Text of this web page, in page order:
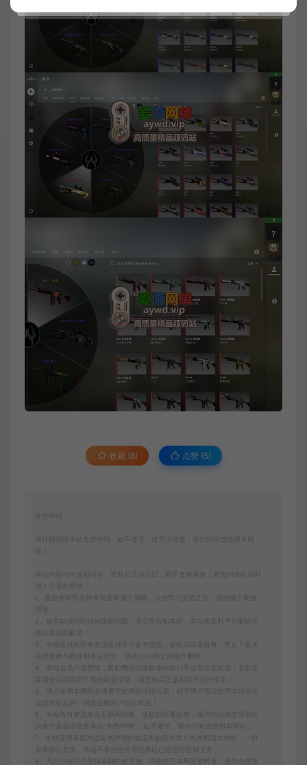
收藏 (8) 点赞 (5)
免责申明
请仔细阅读本站免责申明，如不遵守，或无法接受，请勿访问或使用本网
本站内容均为虚拟内容，赞助后无法召回，顾不支持退换！避免纠纷耽误时
间！介意勿赞助！
1、爱游网单所有网单资源来源于网络，仅供学习交流之用。切勿用于商业
2、如本帖侵犯到任何版权问题，请立即告知本站，本站将及时予与删除并
致以最深的歉意！
3、本站提供的所有资源仅供学习参考使用，版权归原著所有，禁止下载本
站资源参与商业和非法行为，请在24小时之内自行删除！
4、本站会员只是赞助，赞助费用仅维持本站的日常运营开支所需！若您需
要商业运营或用于其他商业活动，请您购买正版授权并合法使用！
5、用户使用本网站必须遵守使用的法律法规，对于用户违法使用本站非法
6、本站所有资源来自互联网转载，版权归原著所有，用户访问和使用本站
的条件是必须接受本站“免责申明”，如不遵守，请勿访问或使用本网站！
7、本站使用者因为违反本声明的规定而触犯中华人民共和国法律的，一切
后果自己负责，本站不承担任何责任本站已经进行告知义务。
8、凡以任何方式登陆本网站或直接、间接使用本网站资料者，视为自愿接